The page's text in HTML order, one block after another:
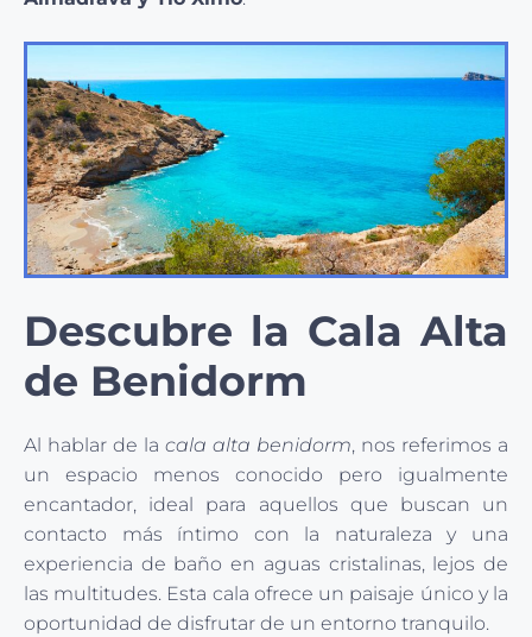
Descubre la Cala Alta
de Benidorm
Al hablar de la cala alta benidorm, nos referimos a
un espacio menos conocido pero igualmente
encantador, ideal para aquellos que buscan un
contacto más íntimo con la naturaleza y una
experiencia de baño en aguas cristalinas, lejos de
las multitudes. Esta cala ofrece un paisaje único y la
oportunidad de disfrutar de un entorno tranquilo.